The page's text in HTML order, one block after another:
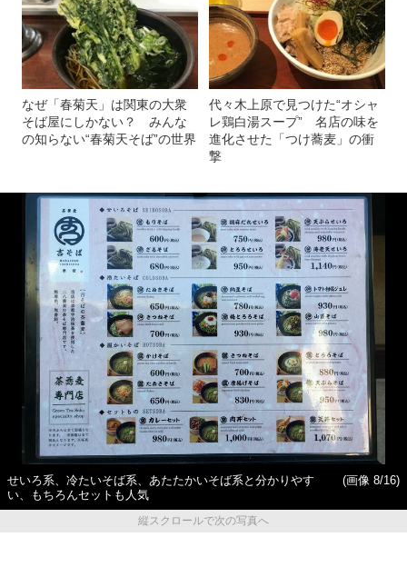
なぜ「春菊天」は関東の大衆
そば屋にしかない？ みんな
の知らない“春菊天そば”の世界
代々木上原で見つけた“オシャ
レ鶏白湯スープ” 名店の味を
進化させた「つけ蕎麦」の衝
撃
せいろ系、冷たいそば系、あたたかいそば系と分かりやす
い、もちろんセットも人気
(画像 8/16)
縦スクロールで次の写真へ